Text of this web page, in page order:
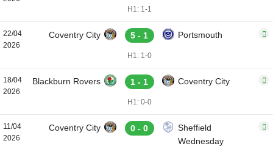
H1: 1-1
22/04
2026
Coventry City 5 - 1 Portsmouth
H1: 1-0
18/04
2026
Blackburn Rovers 1 - 1 Coventry City
H1: 0-0
11/04
2026
Coventry City 0 - 0
Sheffield
Wednesday